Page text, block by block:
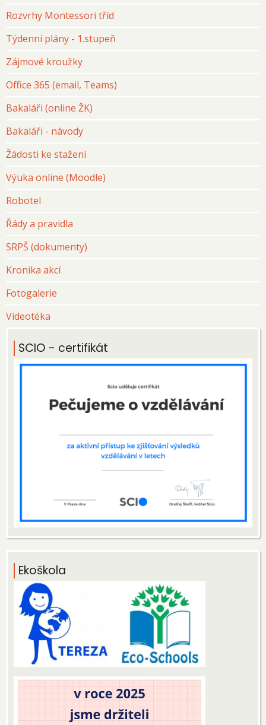
Rozvrhy Montessori tříd
Týdenní plány - 1.stupeň
Zájmové kroužky
Office 365 (email, Teams)
Bakaláři (online ŽK)
Bakaláři - návody
Žádosti ke stažení
Výuka online (Moodle)
Robotel
Řády a pravidla
SRPŠ (dokumenty)
Kronika akcí
Fotogalerie
Videotéka
SCIO - certifikát
Ekoškola